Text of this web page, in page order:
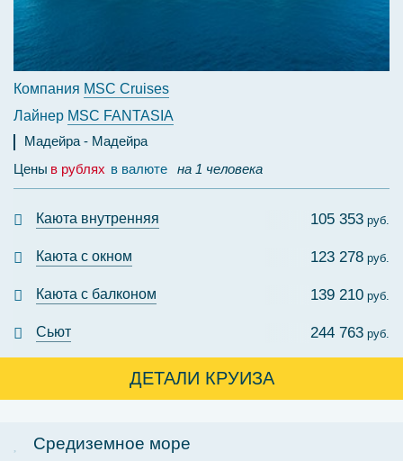
Компания MSC Cruises
Лайнер MSC FANTASIA
Мадейра
Мадейра
Цены в рублях в валюте на 1 человека
Каюта внутренняя 105 353 руб.
Каюта с окном 123 278 руб.
Каюта с балконом 139 210 руб.
Сьют 244 763 руб.
ДЕТАЛИ КРУИЗА
Средиземное море